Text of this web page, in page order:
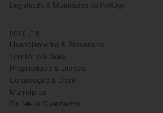
Legislação & Municípios de Portugal
PRODUTO
Licenciamento & Processos
Território & Solo
Propriedade & Divisão
Construção & Obra
Municípios
Os Meus Guardados